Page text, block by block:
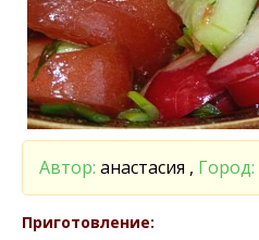
Автор: анастасия , Город:
Приготовление: